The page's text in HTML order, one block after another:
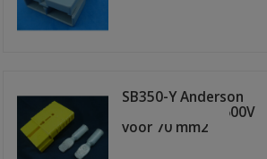
SB350-Y Anderson
stekker 350A - 600V
voor 70 mm2